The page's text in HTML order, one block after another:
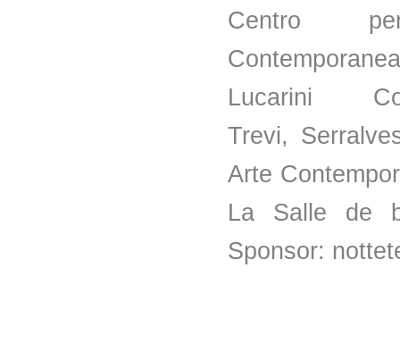
Centro
Lucarini
Trevi,
Arte
La Salle de
Sponsor: